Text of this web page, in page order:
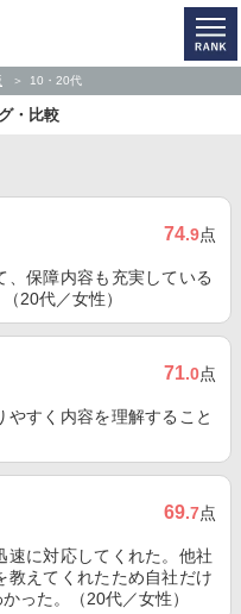
10・20代
・比較
74.9点
保障内容も充実している
20代／女性）
71.0点
すく内容を理解すること
69.7点
速に対応してくれた。他社
教えてくれたため自社だけ
った。（20代／女性）